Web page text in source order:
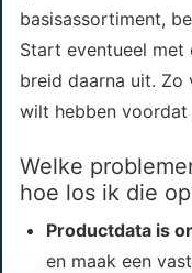
basisassortiment,
Start eventueel
breid daarna uit.
wilt hebben voordat
Welke
hoe los ik die
Productdata is
en maak een